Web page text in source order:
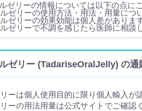
ゼリーの情報については以下の点に
ゼリーの使用方法・用法・用量につ
ゼリーの効果効能は個人差があります
ゼリーで不調を感じたら医師に相談
ゼリー (TadariseOralJelly) の通
ーは個人使用目的に限り個人輸入が
ーの用法用量は公式サイトでご確認